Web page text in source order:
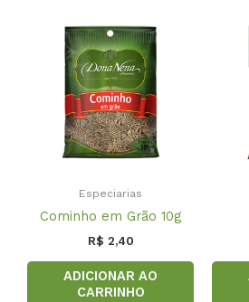
Especiarias
Cominho em Grão 10g
R$ 2,40
ADICIONAR AO
CARRINHO